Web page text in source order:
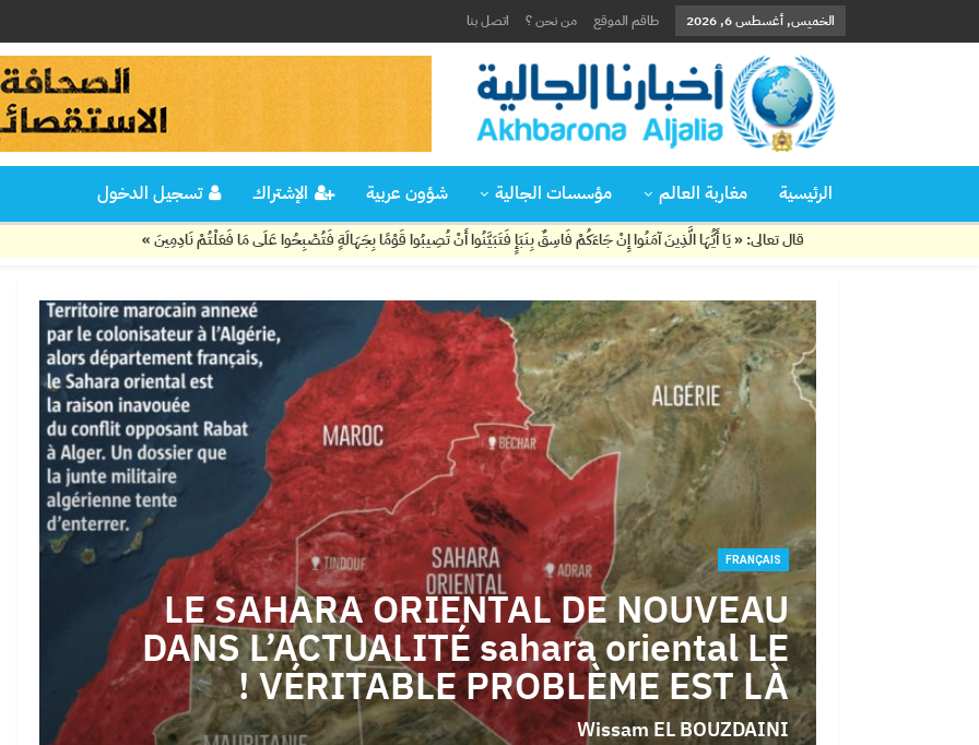
الخميس, أغسطس 6, 2026 طاقم الموقع من نحن ؟ اتصل بنا
الرئيسية مغاربة العالم مؤسسات الجالية شؤون عربية الإشتراك تسجيل الدخول
قال تعالى: « يَا أَيُّهَا الَّذِينَ آمَنُوا إِنْ جَاءَكُمْ فَاسِقٌ بِنَبَإٍ فَتَبَيَّنُوا أَنْ تُصِيبُوا قَوْمًا بِجَهَالَةٍ فَتُصْبِحُوا عَلَى مَا فَعَلْتُمْ نَادِمِينَ »
FRANÇAIS
LE SAHARA ORIENTAL DE NOUVEAU
DANS L’ACTUALITÉ sahara oriental LE
VÉRITABLE PROBLÈME EST LÀ !
Wissam EL BOUZDAINI
عبد الإله شاطر يهنئ جلالة الملك محمد
السادس بمناسبة الذكرى…
حين يصبح مغاربة العالم في موقف الدفاع:
سبتة وأسئلة الثقة…